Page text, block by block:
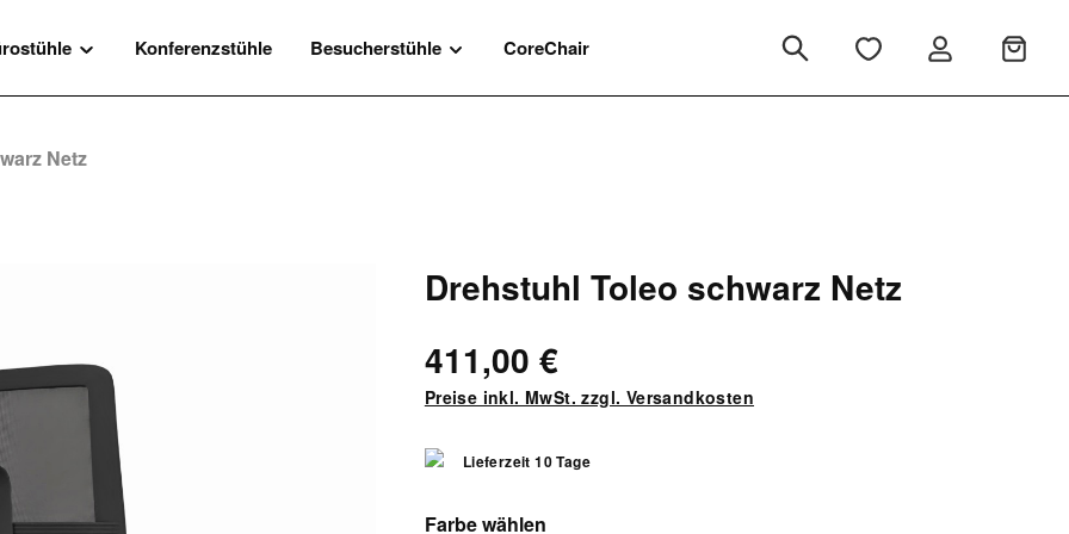
Konferenzstühle Besucherstühle CoreChair
Netz
Drehstuhl Toleo schwarz Netz
411,00 €
Preise inkl. MwSt. zzgl. Versandkosten
Lieferzeit 10 Tage
Farbe wählenauswählen